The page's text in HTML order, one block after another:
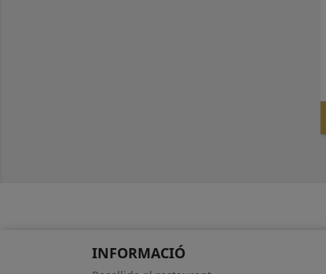
INFORMACIÓ